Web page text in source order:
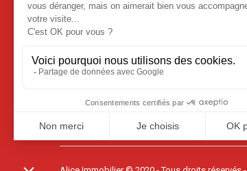
Plan du site
Accueil
Nos Biens
Mentions Légales